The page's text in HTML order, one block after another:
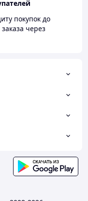
покупок до
через